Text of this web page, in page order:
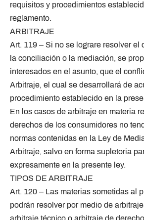
requisitos y procedimientos
reglamento.
ARBITRAJE
Art. 119 – Si no se lograre resolver el
la conciliación o la mediación, se
interesados en el asunto, que el
Arbitraje, el cual se desarrollará de
procedimiento establecido en la
En los casos de arbitraje en materia
derechos de los consumidores no
normas contenidas en la Ley de
Arbitraje, salvo en forma supletoria
expresamente en la presente ley.
TIPOS DE ARBITRAJE
Art. 120 – Las materias sometidas al
podrán resolver por medio de
arbitraje técnico o arbitraje de derecho.